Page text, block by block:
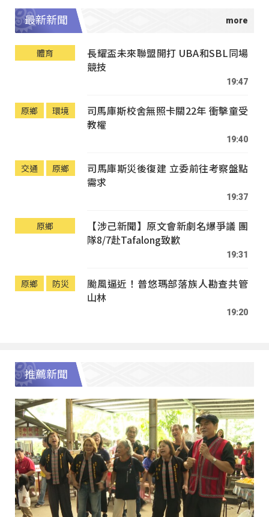
最新新聞
體育
長耀盃未來聯盟開打 UBA和SBL同場
競技
19:47
原鄉 環境
司馬庫斯校舍無照卡關22年 衝擊童受
教權
19:40
交通 原鄉
司馬庫斯災後復建 立委前往考察盤點
需求
19:37
原鄉
【涉己新聞】原文會新劇名爆爭議 團
隊8/7赴Tafalong致歉
19:31
原鄉 防災
颱風逼近！普悠瑪部落族人勘查共管
山林
19:20
推薦新聞